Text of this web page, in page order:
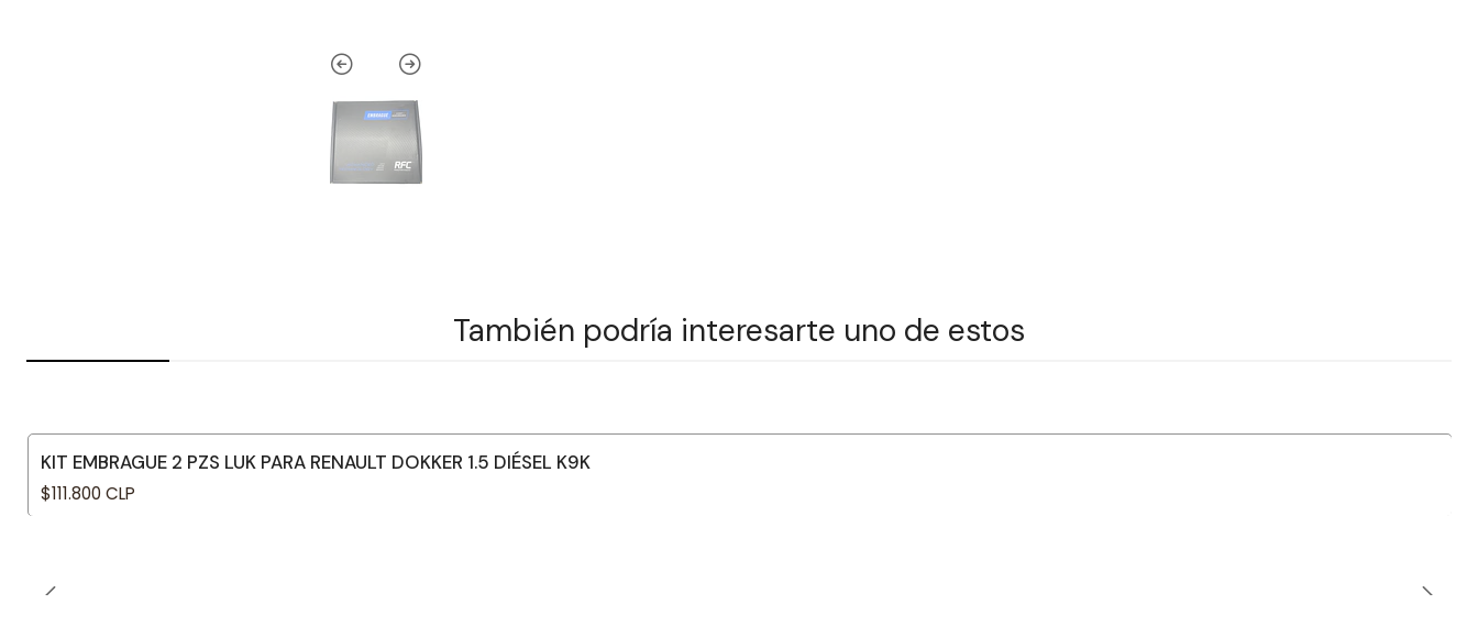
También podría interesarte uno de estos
KIT EMBRAGUE 2 PZS LUK PARA RENAULT DOKKER 1.5 DIÉSEL K9K
$111.800 CLP